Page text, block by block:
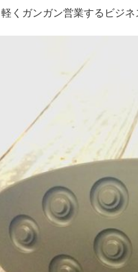
くガンガン営業するビジ